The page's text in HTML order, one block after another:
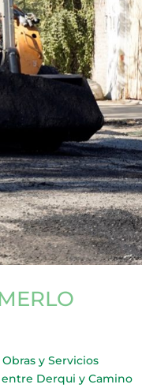
Obras y Servicios
Derqui y Camino